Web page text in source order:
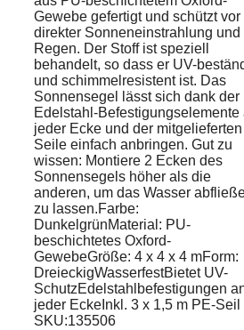
Gewebe gefertigt und schützt vor
direkter Sonneneinstrahlung und
Regen. Der Stoff ist speziell
behandelt, so dass er UV-
und schimmelresistent ist. Das
Sonnensegel lässt sich dank der
Edelstahl-Befestigungselemente
jeder Ecke und der mitgelieferten
Seile einfach anbringen. Gut zu
wissen: Montiere 2 Ecken des
Sonnensegels höher als die
anderen, um das Wasser
zu lassen.Farbe:
DunkelgrünMaterial: PU-
beschichtetes Oxford-
GewebeGröße: 4 x 4 x 4 mForm:
DreieckigWasserfestBietet UV-
SchutzEdelstahlbefestigungen
jeder EckeInkl. 3 x 1,5 m PE-Seil
SKU:135506